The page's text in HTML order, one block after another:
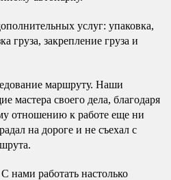
услуг: упаковка,
груза, закрепление груза и
маршруту. Наши
мастера своего дела, благодаря
отношению к работе еще ни
на дороге и не съехал с
нами работать настолько